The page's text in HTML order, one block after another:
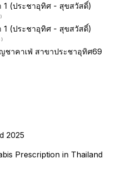
1 (ประชาอุทิศ - สุขสวัสดิ์)
1 (ประชาอุทิศ - สุขสวัสดิ์)
)
ชาคาเฟ่ สาขาประชาอุทิศ69
2025
Prescription in Thailand